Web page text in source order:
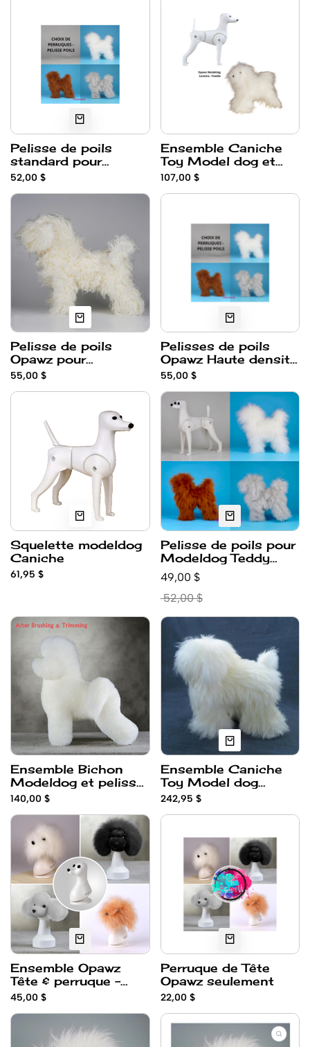
Pelisse de poils
standard pour
Modeldog Caniche
Toy Opawz -
Couleurs diverses
52,00 $
Ensemble Caniche
Toy Model dog et
Pelisse de poils
Blanche Regulier
Opawz
107,00 $
Pelisse de poils
Opawz pour
Modeldog Bichon
55,00 $
Pelisses de poils
Opawz Haute densité
pour Caniche pour
55,00 $
Squelette modeldog
Caniche
61,95 $
Pelisse de poils pour
Modeldog Teddy
Bear Opawz
49,00 $
52,00 $
Ensemble Bichon
Modeldog et pelisse
Blanc Opawz
140,00 $
Ensemble Caniche
Toy Model dog
Opawz - a teindre
242,95 $
Ensemble Opawz
Tête & perruque -
ModelDog
45,00 $
Perruque de Tête
Opawz seulement
22,00 $